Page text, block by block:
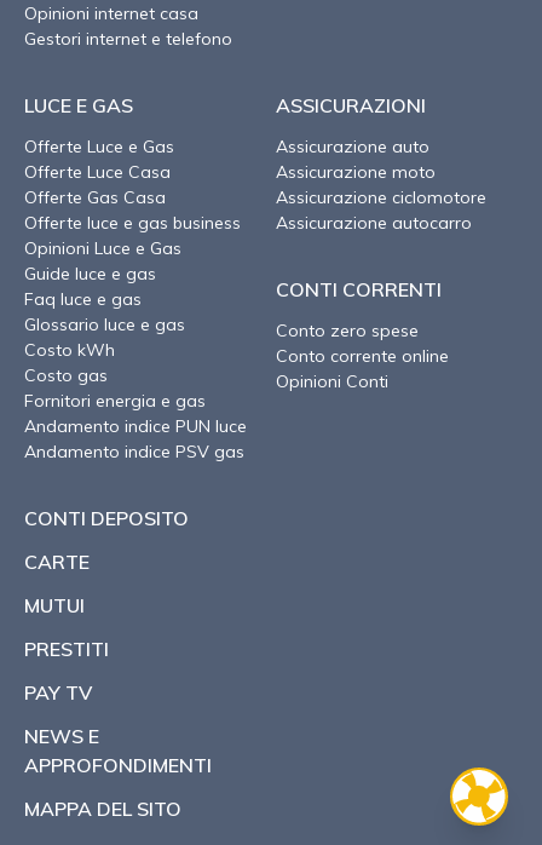
Opinioni internet casa
Gestori internet e telefono
LUCE E GAS
Offerte Luce e Gas
Offerte Luce Casa
Offerte Gas Casa
Offerte luce e gas business
Opinioni Luce e Gas
Guide luce e gas
Faq luce e gas
Glossario luce e gas
Costo kWh
Costo gas
Fornitori energia e gas
Andamento indice PUN luce
Andamento indice PSV gas
ASSICURAZIONI
Assicurazione auto
Assicurazione moto
Assicurazione ciclomotore
Assicurazione autocarro
CONTI CORRENTI
Conto zero spese
Conto corrente online
Opinioni Conti
CONTI DEPOSITO
CARTE
MUTUI
PRESTITI
PAY TV
NEWS E
APPROFONDIMENTI
MAPPA DEL SITO